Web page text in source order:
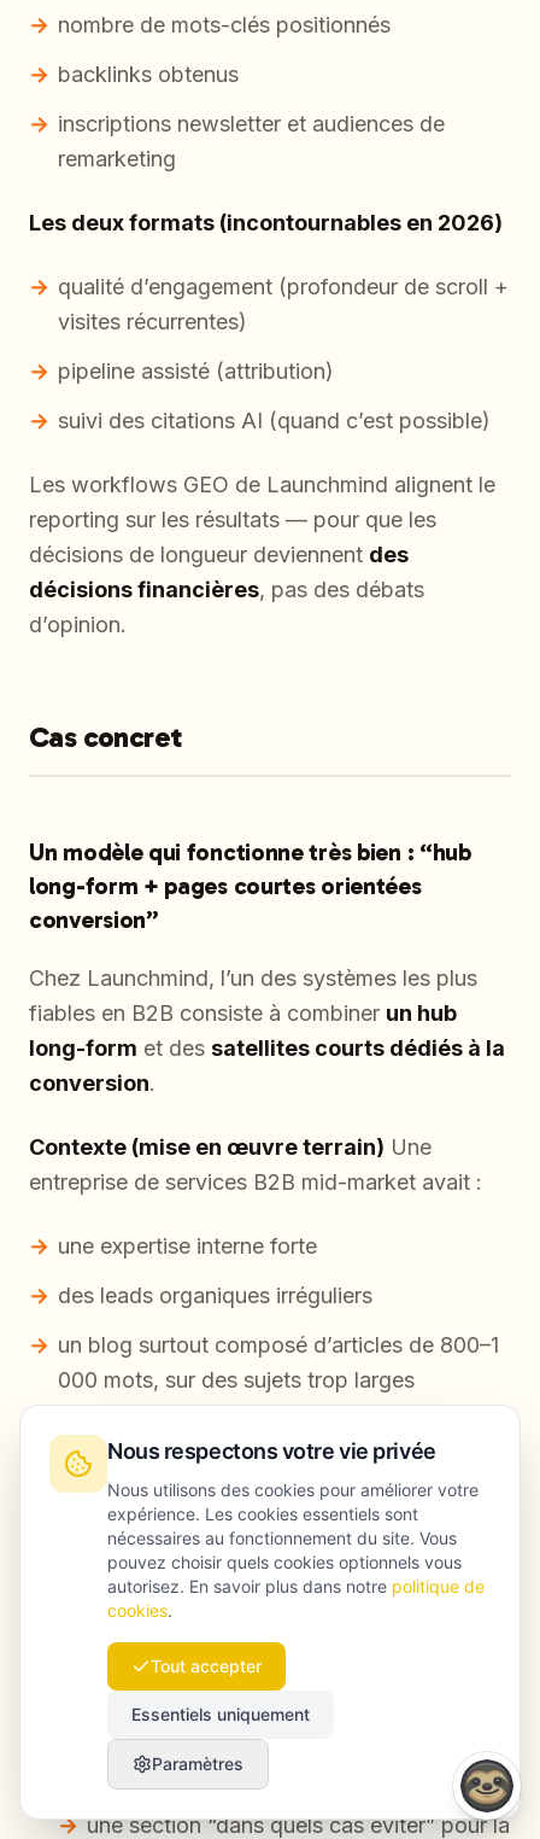
nombre de mots-clés positionnés
backlinks obtenus
inscriptions newsletter et audiences de
remarketing
Les deux formats (incontournables en 2026)
qualité d’engagement (profondeur de scroll +
visites récurrentes)
pipeline assisté (attribution)
suivi des citations AI (quand c’est possible)
Les workflows GEO de Launchmind alignent le
reporting sur les résultats — pour que les
décisions de longueur deviennent des
décisions financières, pas des débats
d’opinion.
Cas concret
Un modèle qui fonctionne très bien : “hub
long-form + pages courtes orientées
conversion”
Chez Launchmind, l’un des systèmes les plus
fiables en B2B consiste à combiner un hub
long-form et des satellites courts dédiés à la
conversion.
Contexte (mise en œuvre terrain) Une
entreprise de services B2B mid-market avait :
une expertise interne forte
des leads organiques irréguliers
un blog surtout composé d’articles de 800–1
000 mots, sur des sujets trop larges
Ce que nous avons changé
Création d’unguide pilier de 2 800 mots
sur un cluster informationnel à forte valeur
(stratégie + mise en œuvre + pièges). Le
guide incluait :
un résumé exécutif de 90 mots
une section pas-à-pas
des benchmarks et définitions sourcés
une section “dans quels cas éviter” pour la
Nous respectons votre vie privée
Nous utilisons des cookies pour améliorer votre
expérience. Les cookies essentiels sont
nécessaires au fonctionnement du site. Vous
pouvez choisir quels cookies optionnels vous
autorisez. En savoir plus dans notre politique de
cookies.
Tout accepter
Essentiels uniquement
Paramètres